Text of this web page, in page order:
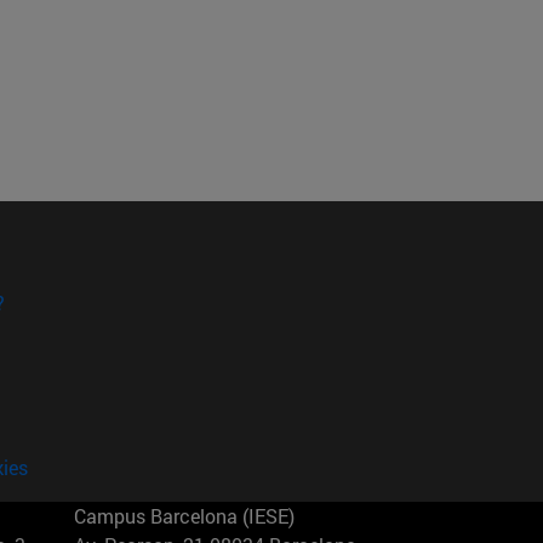
Campus Barcelona (IESE)